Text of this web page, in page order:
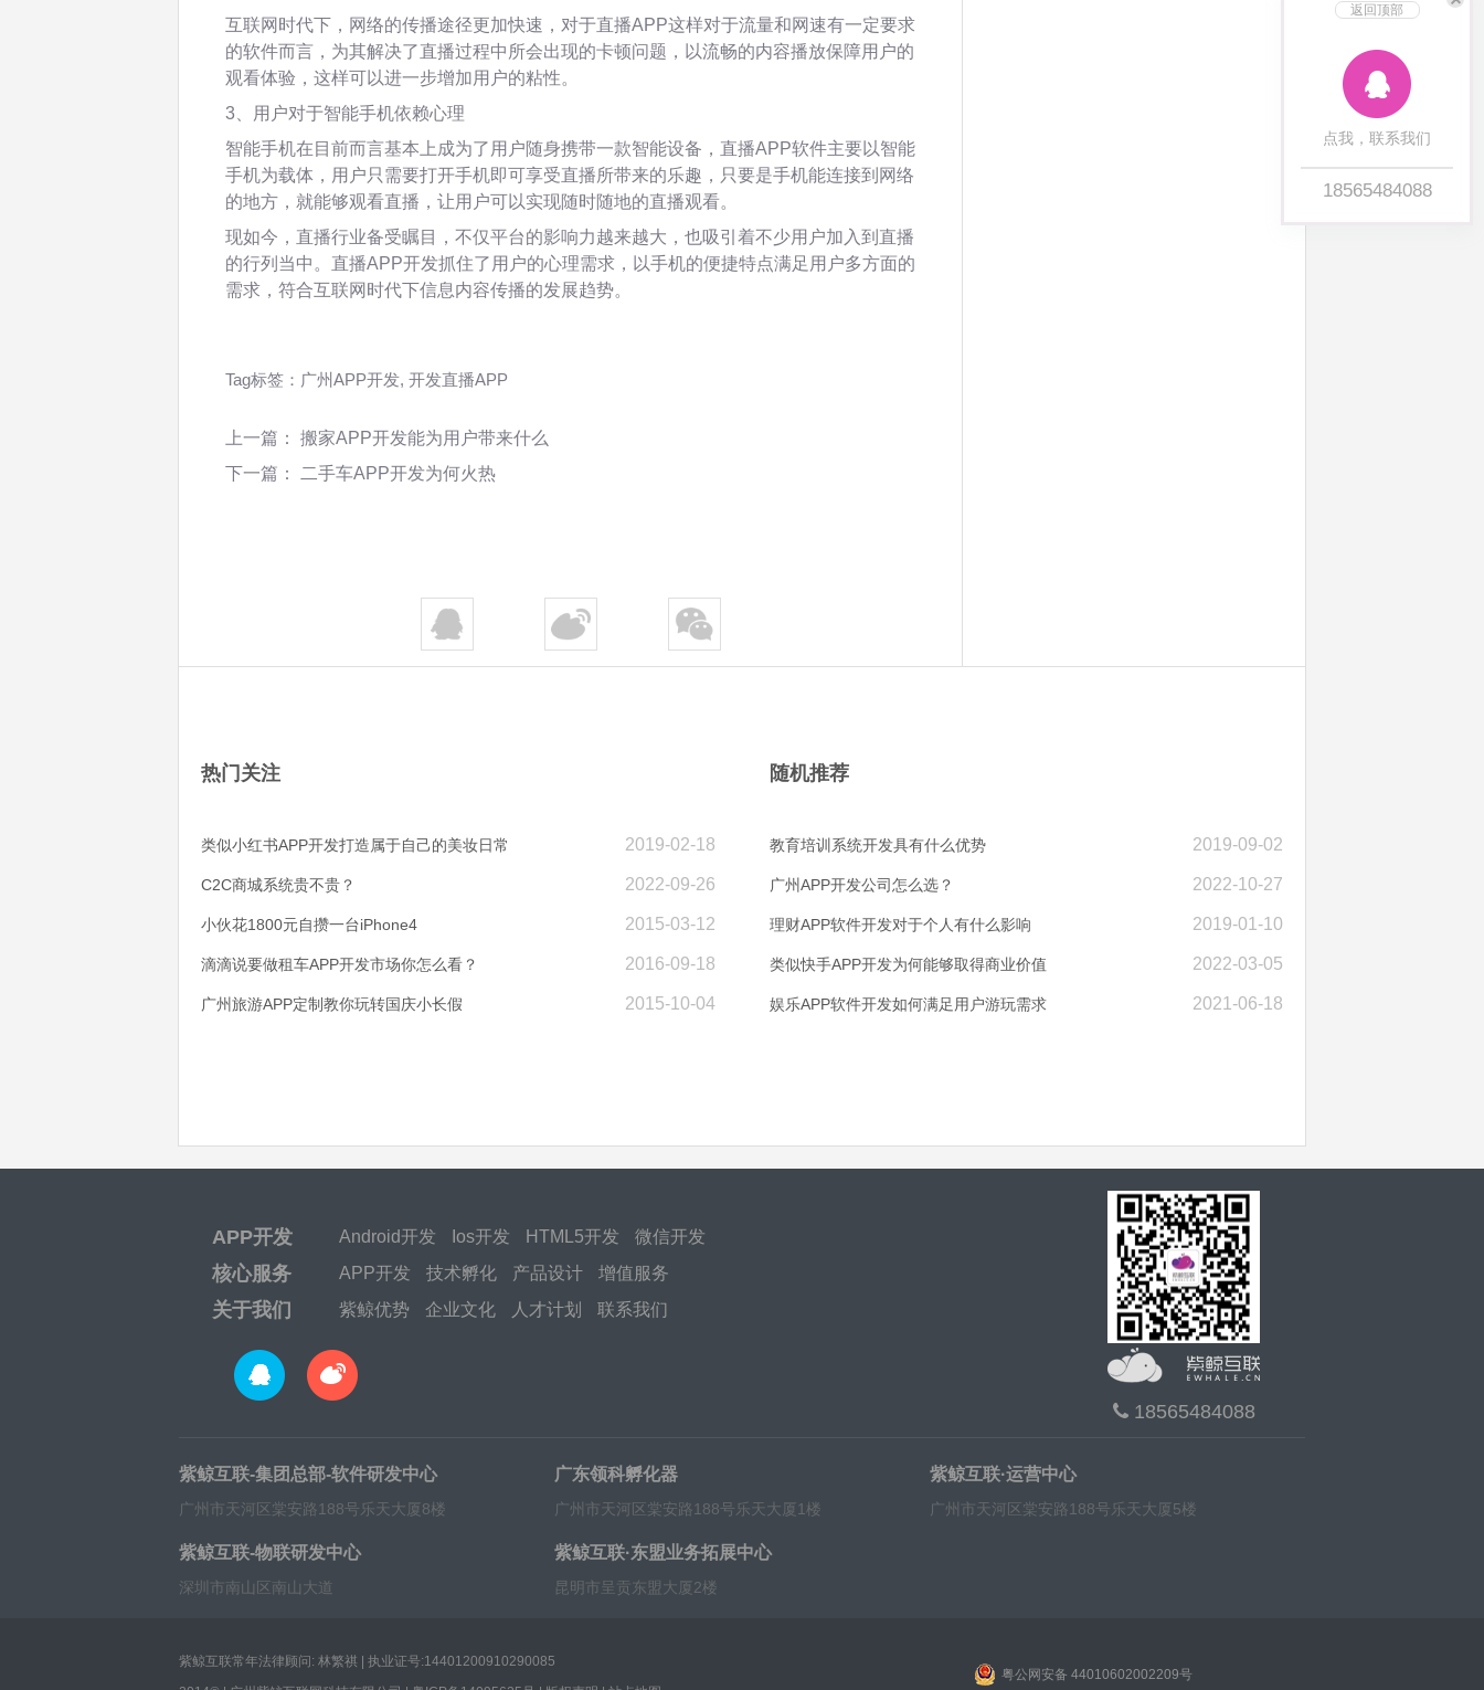
返回顶部
点我，联系我们
18565484088
互联网时代下，网络的传播途径更加快速，对于直播APP这样对于流量和网速有一定要求
的软件而言，为其解决了直播过程中所会出现的卡顿问题，以流畅的内容播放保障用户的
观看体验，这样可以进一步增加用户的粘性。
3、用户对于智能手机依赖心理
智能手机在目前而言基本上成为了用户随身携带一款智能设备，直播APP软件主要以智能
手机为载体，用户只需要打开手机即可享受直播所带来的乐趣，只要是手机能连接到网络
的地方，就能够观看直播，让用户可以实现随时随地的直播观看。
现如今，直播行业备受瞩目，不仅平台的影响力越来越大，也吸引着不少用户加入到直播
的行列当中。直播APP开发抓住了用户的心理需求，以手机的便捷特点满足用户多方面的
需求，符合互联网时代下信息内容传播的发展趋势。
Tag标签： 广州APP开发, 开发直播APP
上一篇： 搬家APP开发能为用户带来什么
下一篇：
二手车APP开发为何火热
热门关注
2019-02-18
类似小红书APP开发打造属于自己的美妆日常
2022-09-26
C2C商城系统贵不贵？
2015-03-12
小伙花1800元自攒一台iPhone4
2016-09-18
滴滴说要做租车APP开发市场你怎么看？
2015-10-04
广州旅游APP定制教你玩转国庆小长假
随机推荐
2019-09-02
教育培训系统开发具有什么优势
2022-10-27
广州APP开发公司怎么选？
2019-01-10
理财APP软件开发对于个人有什么影响
2022-03-05
类似快手APP开发为何能够取得商业价值
2021-06-18
娱乐APP软件开发如何满足用户游玩需求
APP开发 Android开发 Ios开发 HTML5开发 微信开发
核心服务 APP开发 技术孵化 产品设计 增值服务
关于我们 紫鲸优势 企业文化 人才计划 联系我们
18565484088
紫鲸互联-集团总部-软件研发中心
广州市天河区棠安路188号乐天大厦8楼
广东领科孵化器
广州市天河区棠安路188号乐天大厦1楼
紫鲸互联·运营中心
广州市天河区棠安路188号乐天大厦5楼
紫鲸互联-物联研发中心
深圳市南山区南山大道
紫鲸互联·东盟业务拓展中心
昆明市呈贡东盟大厦2楼
紫鲸互联常年法律顾问: 林繁祺 | 执业证号:14401200910290085
粤公网安备 44010602002209号